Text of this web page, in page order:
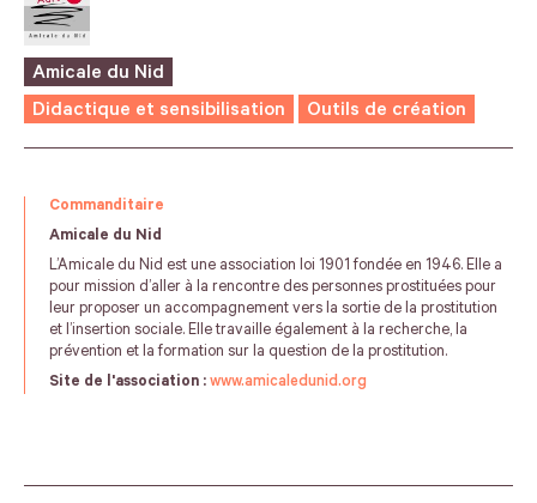
Amicale du Nid
Didactique et sensibilisation
Outils de création
Commanditaire
Amicale du Nid
L’Amicale du Nid est une association loi 1901 fondée en 1946. Elle a
pour mission d’aller à la rencontre des personnes prostituées pour
leur proposer un accompagnement vers la sortie de la prostitution
et l’insertion sociale. Elle travaille également à la recherche, la
prévention et la formation sur la question de la prostitution.
Site de l'association : www.amicaledunid.org